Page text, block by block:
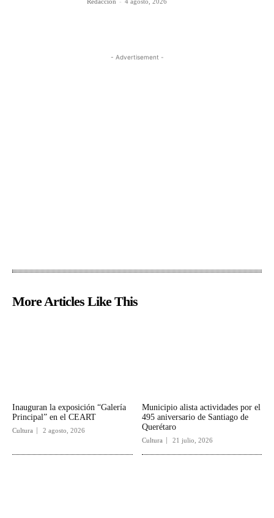
- Advertisement -
More Articles Like This
Inauguran la exposición “Galería
Principal” en el CEART
Cultura 2 agosto, 2026
Municipio alista actividades por el
495 aniversario de Santiago de
Querétaro
Cultura 21 julio, 2026